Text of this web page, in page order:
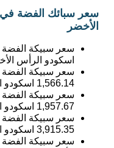
سعر سبائك الفضة في
الأخضر
سعر سبيكة الفضة 5 جرام في الرأس الأخضر:
اسكودو الرأس
سعر سبيكة الفضة 8 جرام في الرأس الأخضر:
1,566.14 اسكودو
سعر سبيكة الفضة 10 جرام في الرأس الأخضر:
1,957.67 اسكودو
سعر سبيكة الفضة 20 جرام في الرأس الأخضر:
3,915.35 اسكودو